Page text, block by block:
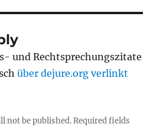
und Rechtsprechungszitate
über dejure.org verlinkt
not be published. Required fields